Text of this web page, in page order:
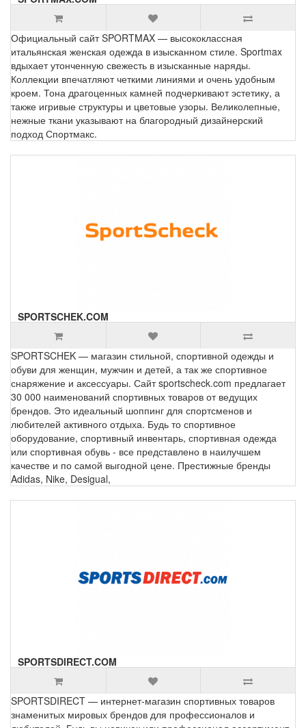
Официальный сайт SPORTMAX — высококлассная
итальянская женская одежда в изысканном стиле. Sportmax
вдыхает утонченную свежесть в изысканные наряды.
Коллекции впечатляют четкими линиями и очень удобным
кроем. Тона драгоценных камней подчеркивают эстетику, а
также игривые структуры и цветовые узоры. Великолепные,
нежные ткани указывают на благородный дизайнерский
подход Спортмакс.
SPORTSCHEK.COM
SPORTSCHEK — магазин стильной, спортивной одежды и
обуви для женщин, мужчин и детей, а так же спортивное
снаряжение и аксессуары. Сайт sportscheck.com предлагает
30 000 наименований спортивных товаров от ведущих
брендов. Это идеальный шоппинг для спортсменов и
любителей активного отдыха. Будь то спортивное
оборудование, спортивный инвентарь, спортивная одежда
или спортивная обувь - все представлено в наилучшем
качестве и по самой выгодной цене. Престижные бренды
Adidas, Nike, Desigual,
SPORTSDIRECT.COM
SPORTSDIRECT — интернет-магазин спортивных товаров
знаменитых мировых брендов для профессионалов и